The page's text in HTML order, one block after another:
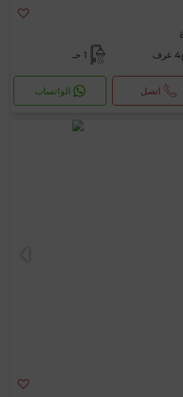
4 غرف 1 حـ
اتصل الواتساب